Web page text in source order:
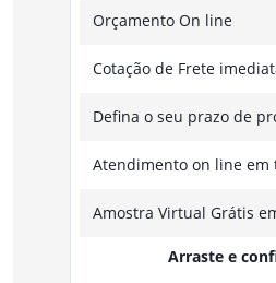
Orçamento On line
Cotação de Frete
Defina o seu prazo de
Atendimento on line em
Amostra Virtual Grátis
Arraste e